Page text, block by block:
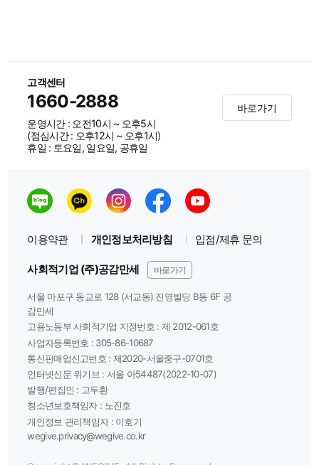
고객센터
1660-2888
운영시간 : 오전10시 ~ 오후5시
(점심시간 : 오후12시 ~ 오후1시)
휴일 : 토요일, 일요일, 공휴일
바로가기
이용약관 개인정보처리방침 입점/제휴 문의
사회적기업 (주)공감만세 바로가기
서울 마포구 동교로 128 (서교동) 진영빌딩 B동 6F 공
감만세
고용노동부 사회적기업 지정번호 : 제 2012-061호
사업자등록번호 : 305-86-10687
통신판매업신고번호 : 제2020-서울중구-0701호
인터넷신문 위기브 : 서울 아54487(2022-10-07)
발행/편집인 : 고두환
청소년보호책임자 : 노진호
개인정보 관리책임자 : 이호기
wegive.privacy@wegive.co.kr